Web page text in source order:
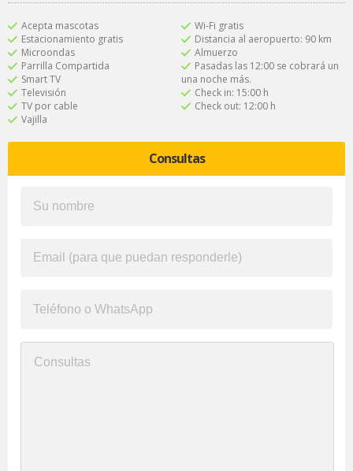
Acepta mascotas
Estacionamiento gratis
Microondas
Parrilla Compartida
Smart TV
Televisión
TV por cable
Vajilla
Wi-Fi gratis
Distancia al aeropuerto: 90 km
Almuerzo
Pasadas las 12:00 se cobrará un
una noche más.
Check in: 15:00 h
Check out: 12:00 h
Consultas